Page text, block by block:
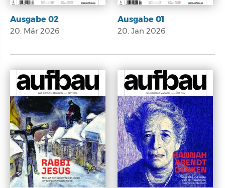
Ausgabe 02
20. Mär 2026
Ausgabe 01
20. Jan 2026